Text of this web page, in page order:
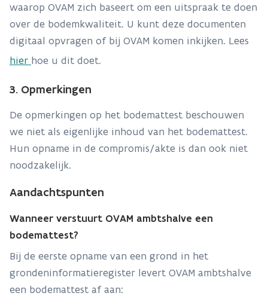
waarop OVAM zich baseert om een uitspraak te doen
over de bodemkwaliteit. U kunt deze documenten
digitaal opvragen of bij OVAM komen inkijken. Lees
hier hoe u dit doet.
3. Opmerkingen
De opmerkingen op het bodemattest beschouwen
we niet als eigenlijke inhoud van het bodemattest.
Hun opname in de compromis/akte is dan ook niet
noodzakelijk.
Aandachtspunten
Wanneer verstuurt OVAM ambtshalve een
bodemattest?
Bij de eerste opname van een grond in het
grondeninformatieregister levert OVAM ambtshalve
een bodemattest af aan: